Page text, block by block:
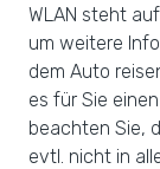
WLAN steht
um weitere
dem Auto
es für Sie
beachten Sie,
evtl. nicht in